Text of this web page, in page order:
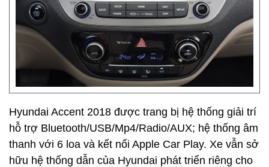
Hyundai Accent 2018 được trang bị hệ thống giải trí
hỗ trợ Bluetooth/USB/Mp4/Radio/AUX; hệ thống âm
thanh với 6 loa và kết nối Apple Car Play. Xe vẫn sở
hữu hệ thống dẫn của Hyundai phát triển riêng cho